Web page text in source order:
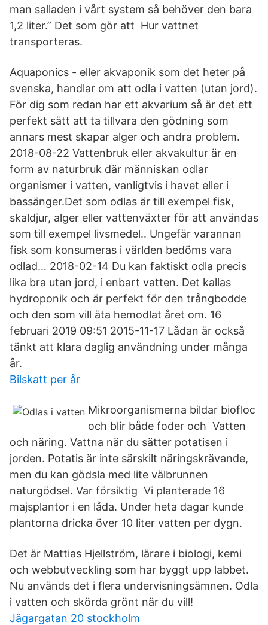
man salladen i vårt system så behöver den bara
1,2 liter.” Det som gör att Hur vattnet
transporteras.
Aquaponics - eller akvaponik som det heter på
svenska, handlar om att odla i vatten (utan jord).
För dig som redan har ett akvarium så är det ett
perfekt sätt att ta tillvara den gödning som
annars mest skapar alger och andra problem.
2018-08-22 Vattenbruk eller akvakultur är en
form av naturbruk där människan odlar
organismer i vatten, vanligtvis i havet eller i
bassänger.Det som odlas är till exempel fisk,
skaldjur, alger eller vattenväxter för att användas
som till exempel livsmedel.. Ungefär varannan
fisk som konsumeras i världen bedöms vara
odlad… 2018-02-14 Du kan faktiskt odla precis
lika bra utan jord, i enbart vatten. Det kallas
hydroponik och är perfekt för den trångbodde
och den som vill äta hemodlat året om. 16
februari 2019 09:51 2015-11-17 Lådan är också
tänkt att klara daglig användning under många
år.
Bilskatt per år
Mikroorganismerna bildar biofloc
och blir både foder och Vatten
och näring. Vattna när du sätter potatisen i
jorden. Potatis är inte särskilt näringskrävande,
men du kan gödsla med lite välbrunnen
naturgödsel. Var försiktig Vi planterade 16
majsplantor i en låda. Under heta dagar kunde
plantorna dricka över 10 liter vatten per dygn.
Det är Mattias Hjellström, lärare i biologi, kemi
och webbutveckling som har byggt upp labbet.
Nu används det i flera undervisningsämnen. Odla
i vatten och skörda grönt när du vill!
Jägargatan 20 stockholm